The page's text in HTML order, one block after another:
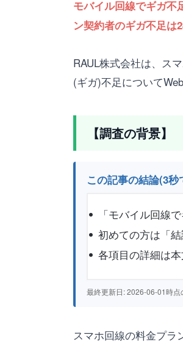
モバイル回線でギガ不
ン契約者のギガ不足は
RAUL株式会社は、ス
(ギガ)不足について
【調査の背景】
この記事の結論(3秒
「モバイル回線
初めての方は「
各項目の詳細は
最終更新日: 2026-06-01時点
スマホ回線の料金プラ